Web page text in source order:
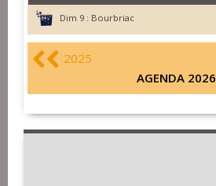
Dim 9 : Bourbriac
2025
AGENDA 2026